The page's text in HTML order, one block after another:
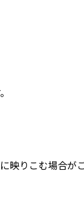
映りこむ場合が